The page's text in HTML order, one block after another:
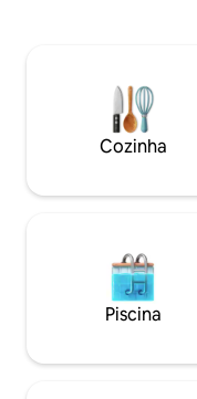
Diretamente em
estacionamento (das
Cozinha
Piscina